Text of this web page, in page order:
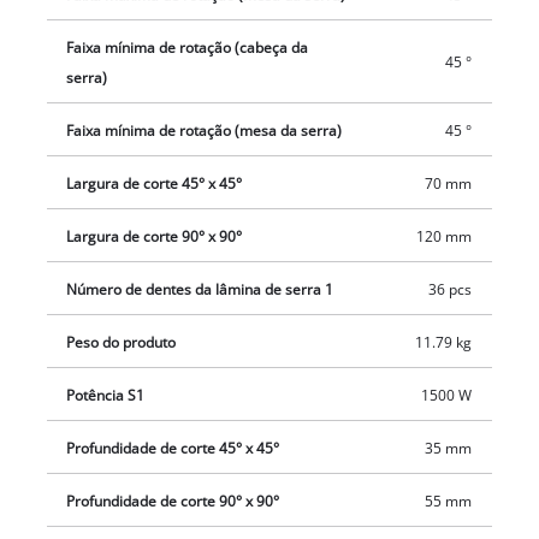
trabalho podem ser fixados. As ligações de aspiração
integradas de Ø 36 mm, às quais, por exemplo, todos os
Einhell aspiradores a seco e a molhado podem ser
conectados, garantem um trabalho limpo.
Faixa mínima de rotação (cabeça da
serra)
45 °
Faixa mínima de rotação (mesa da serra) 45 °
Largura de corte 45° x 45° 70 mm
Largura de corte 90° x 90° 120 mm
Número de dentes da lâmina de serra 1 36 pcs
Peso do produto 11.79 kg
Potência S1 1500 W
Profundidade de corte 45° x 45° 35 mm
Profundidade de corte 90° x 90° 55 mm